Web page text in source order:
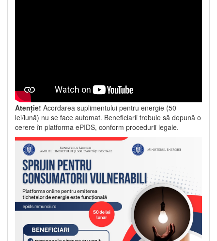
Atenție! Acordarea suplimentului pentru energie (50
lei/lună) nu se face automat. Beneficiarii trebuie să depună o
cerere în platforma ePIDS, conform procedurii legale.